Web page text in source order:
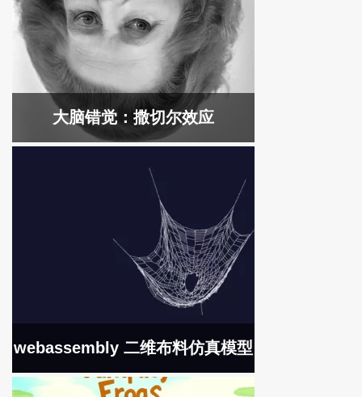
大脑错觉：撒切尔效应
webassembly 二维布料仿真模型